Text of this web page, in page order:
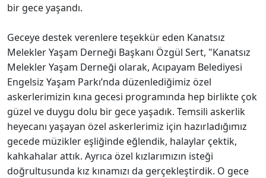
bir gece yaşandı.
Geceye destek verenlere teşekkür eden Kanatsız
Melekler Yaşam Derneği Başkanı Özgül Sert, "Kanatsız
Melekler Yaşam Derneği olarak, Acıpayam Belediyesi
Engelsiz Yaşam Parkı’nda düzenlediğimiz özel
askerlerimizin kına gecesi programında hep birlikte çok
güzel ve duygu dolu bir gece yaşadık. Temsili askerlik
heyecanı yaşayan özel askerlerimiz için hazırladığımız
gecede müzikler eşliğinde eğlendik, halaylar çektik,
kahkahalar attık. Ayrıca özel kızlarımızın isteği
doğrultusunda kız kınamızı da gerçekleştirdik. O gece